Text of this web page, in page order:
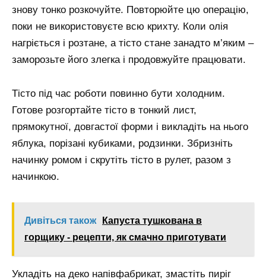
знову тонко розкочуйте. Повторюйте цю операцію,
поки не використовуєте всю крихту. Коли олія
нагріється і розтане, а тісто стане занадто м’яким –
заморозьте його злегка і продовжуйте працювати.
Тісто під час роботи повинно бути холодним.
Готове розгортайте тісто в тонкий лист,
прямокутної, довгастої форми і викладіть на нього
яблука, порізані кубиками, родзинки. Збризніть
начинку ромом і скрутіть тісто в рулет, разом з
начинкою.
Дивіться також
Капуста тушкована в
горщику - рецепти, як смачно приготувати
Укладіть на деко напівфабрикат, змастіть пиріг